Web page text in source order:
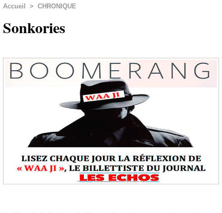
Accueil > CHRONIQUE
Sonkories